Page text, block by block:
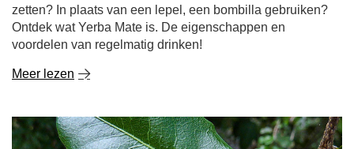
zetten? In plaats van een lepel, een bombilla gebruiken?
Ontdek wat Yerba Mate is. De eigenschappen en
voordelen van regelmatig drinken!
Meer lezen